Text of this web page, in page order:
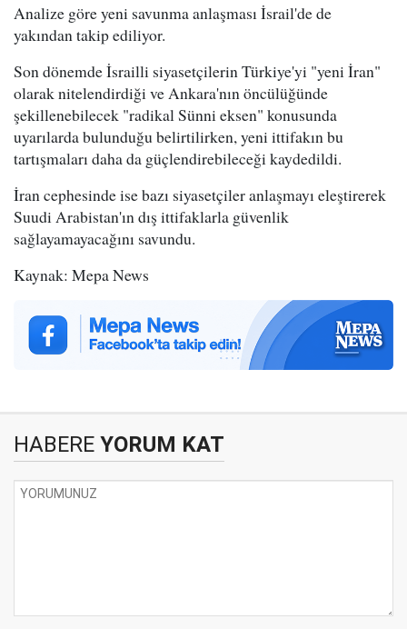
Analize göre yeni savunma anlaşması İsrail'de de
yakından takip ediliyor.
Son dönemde İsrailli siyasetçilerin Türkiye'yi "yeni İran"
olarak nitelendirdiği ve Ankara'nın öncülüğünde
şekillenebilecek "radikal Sünni eksen" konusunda
uyarılarda bulunduğu belirtilirken, yeni ittifakın bu
tartışmaları daha da güçlendirebileceği kaydedildi.
İran cephesinde ise bazı siyasetçiler anlaşmayı eleştirerek
Suudi Arabistan'ın dış ittifaklarla güvenlik
sağlayamayacağını savundu.
Kaynak: Mepa News
HABERE YORUM KAT